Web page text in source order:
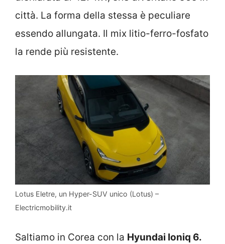
città. La forma della stessa è peculiare
essendo allungata. Il mix litio-ferro-fosfato
la rende più resistente.
Lotus Eletre, un Hyper-SUV unico (Lotus) –
Electricmobility.it
Saltiamo in Corea con la Hyundai Ioniq 6.